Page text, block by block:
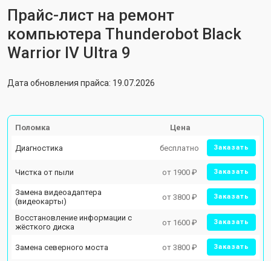
Прайс-лист на ремонт
компьютера Thunderobot Black
Warrior IV Ultra 9
Дата обновления прайса: 19.07.2026
Поломка Цена
Диагностика бесплатно Заказать
Чистка от пыли от 1900 ₽ Заказать
Замена видеоадаптера
(видеокарты)
от 3800 ₽ Заказать
Восстановление информации с
жёсткого диска
от 1600 ₽ Заказать
Замена северного моста от 3800 ₽ Заказать